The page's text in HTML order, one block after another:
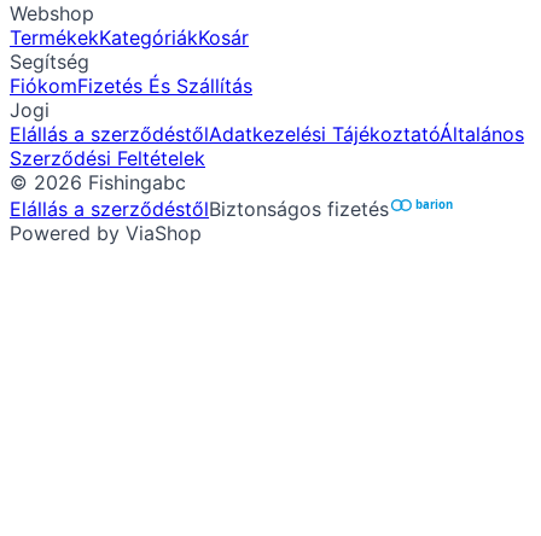
Webshop
TermékekKategóriákKosár
Segítség
FiókomFizetés És Szállítás
Jogi
Elállás a szerződéstőlAdatkezelési TájékoztatóÁltalános
Szerződési Feltételek
© 2026 Fishingabc
Elállás a szerződéstőlBiztonságos fizetés barion
Powered by ViaShop